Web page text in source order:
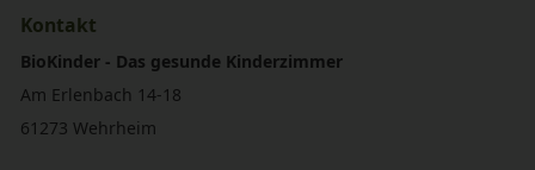
Kontakt
BioKinder - Das gesunde Kinderzimmer
Am Erlenbach 14-18
61273 Wehrheim